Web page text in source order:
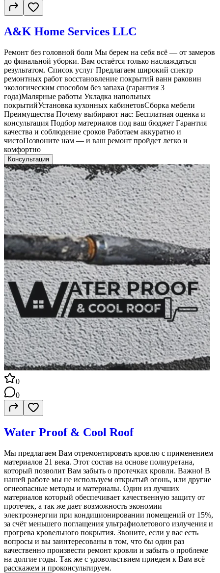
A&K Home Services LLC
Ремонт без головной боли Мы берем на себя всё — от замеров
до финальной уборки. Вам остаётся только наслаждаться
результатом. Список услуг Предлагаем широкий спектр
ремонтных работ восстановление покрытий ванн раковин
экологическим способом без запаха (гарантия 3
года)Малярные работы Укладка напольных
покрытийУстановка кухонных кабинетовСборка мебели
Преимущества Почему выбирают нас: Бесплатная оценка и
консультация Подбор материалов под ваш бюджет Гарантия
качества и соблюдение сроков Работаем аккуратно и
чистоПозвоните нам — и ваш ремонт пройдет легко и
комфортно
Консультация
0
0
Water Proof & Cool Roof
Мы предлагаем Вам отремонтировать кровлю с применением
материалов 21 века. Этот состав на основе полиуретана,
который позволит Вам забыть о протечках кровли. Важно! В
нашей работе мы не используем открытый огонь, или другие
огнеопасные методы и материалы. Один из лучших
материалов который обеспечивает качественную защиту от
протечек, а так же дает возможность экономии
электроэнергии при кондиционировании помещений от 15%,
за счёт меньшего поглащения ультрафиолетового излучения и
прогрева кровельного покрытия. Звоните, если у вас есть
вопросы и вы заинтересованы в том, что бы один раз
качественно произвести ремонт кровли и забыть о проблеме
на долгие годы. Так же с удовольствием приедем к Вам всё
расскажем и проконсультируем.